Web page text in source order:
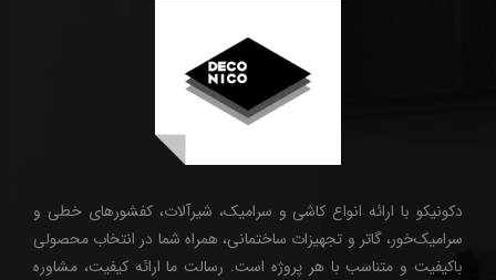
دکونیکو با ارائه انواع کاشی و سرامیک، شیرآلات، کفشورهای خطی و
سرامیک‌خور، گاتر و تجهیزات ساختمانی، همراه شما در انتخاب محصولی
باکیفیت و متناسب با هر پروژه است. رسالت ما ارائه کیفیت، مشاوره